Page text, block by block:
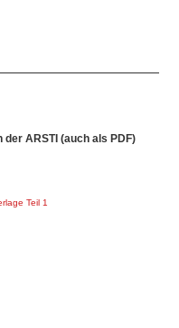
ARSTI (auch als PDF)
Teil 1